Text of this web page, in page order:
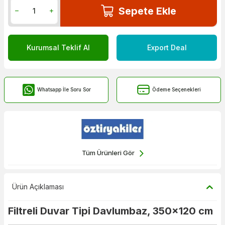
Sepete Ekle
Kurumsal Teklif Al Export Deal
Whatsapp İle Soru Sor Ödeme Seçenekleri
Tüm Ürünleri Gör
Ürün Açıklaması
Filtreli Duvar Tipi Davlumbaz, 350x120 cm